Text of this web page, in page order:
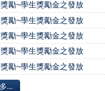
勵~學生獎勵金之發放
勵~學生獎勵金之發放
勵~學生獎勵金之發放
勵~學生獎勵金之發放
勵~學生獎勵金之發放
...